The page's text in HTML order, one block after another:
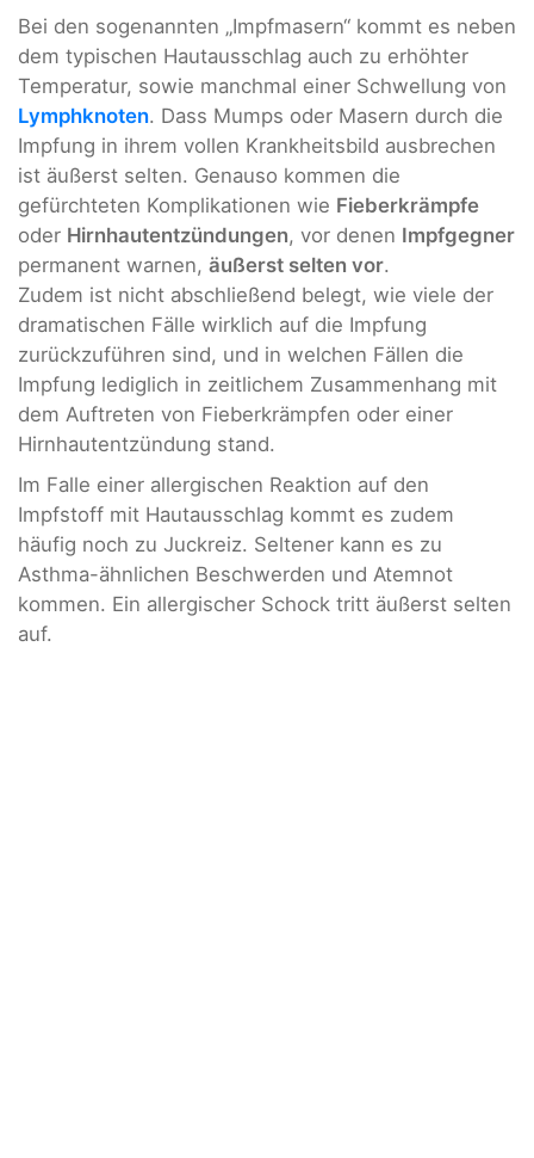
Bei den sogenannten „Impfmasern“ kommt es neben
dem typischen Hautausschlag auch zu erhöhter
Temperatur, sowie manchmal einer Schwellung von
Lymphknoten. Dass Mumps oder Masern durch die
Impfung in ihrem vollen Krankheitsbild ausbrechen
ist äußerst selten. Genauso kommen die
gefürchteten Komplikationen wie Fieberkrämpfe
oder Hirnhautentzündungen, vor denen Impfgegner
permanent warnen, äußerst selten vor.
Zudem ist nicht abschließend belegt, wie viele der
dramatischen Fälle wirklich auf die Impfung
zurückzuführen sind, und in welchen Fällen die
Impfung lediglich in zeitlichem Zusammenhang mit
dem Auftreten von Fieberkrämpfen oder einer
Hirnhautentzündung stand.
Im Falle einer allergischen Reaktion auf den
Impfstoff mit Hautausschlag kommt es zudem
häufig noch zu Juckreiz. Seltener kann es zu
Asthma-ähnlichen Beschwerden und Atemnot
kommen. Ein allergischer Schock tritt äußerst selten
auf.